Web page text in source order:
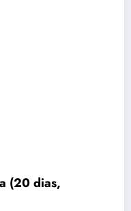
(20 dias,